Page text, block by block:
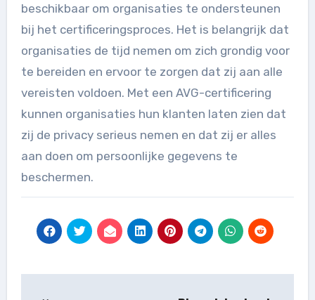
beschikbaar om organisaties te ondersteunen
bij het certificeringsproces. Het is belangrijk dat
organisaties de tijd nemen om zich grondig voor
te bereiden en ervoor te zorgen dat zij aan alle
vereisten voldoen. Met een AVG-certificering
kunnen organisaties hun klanten laten zien dat
zij de privacy serieus nemen en dat zij er alles
aan doen om persoonlijke gegevens te
beschermen.